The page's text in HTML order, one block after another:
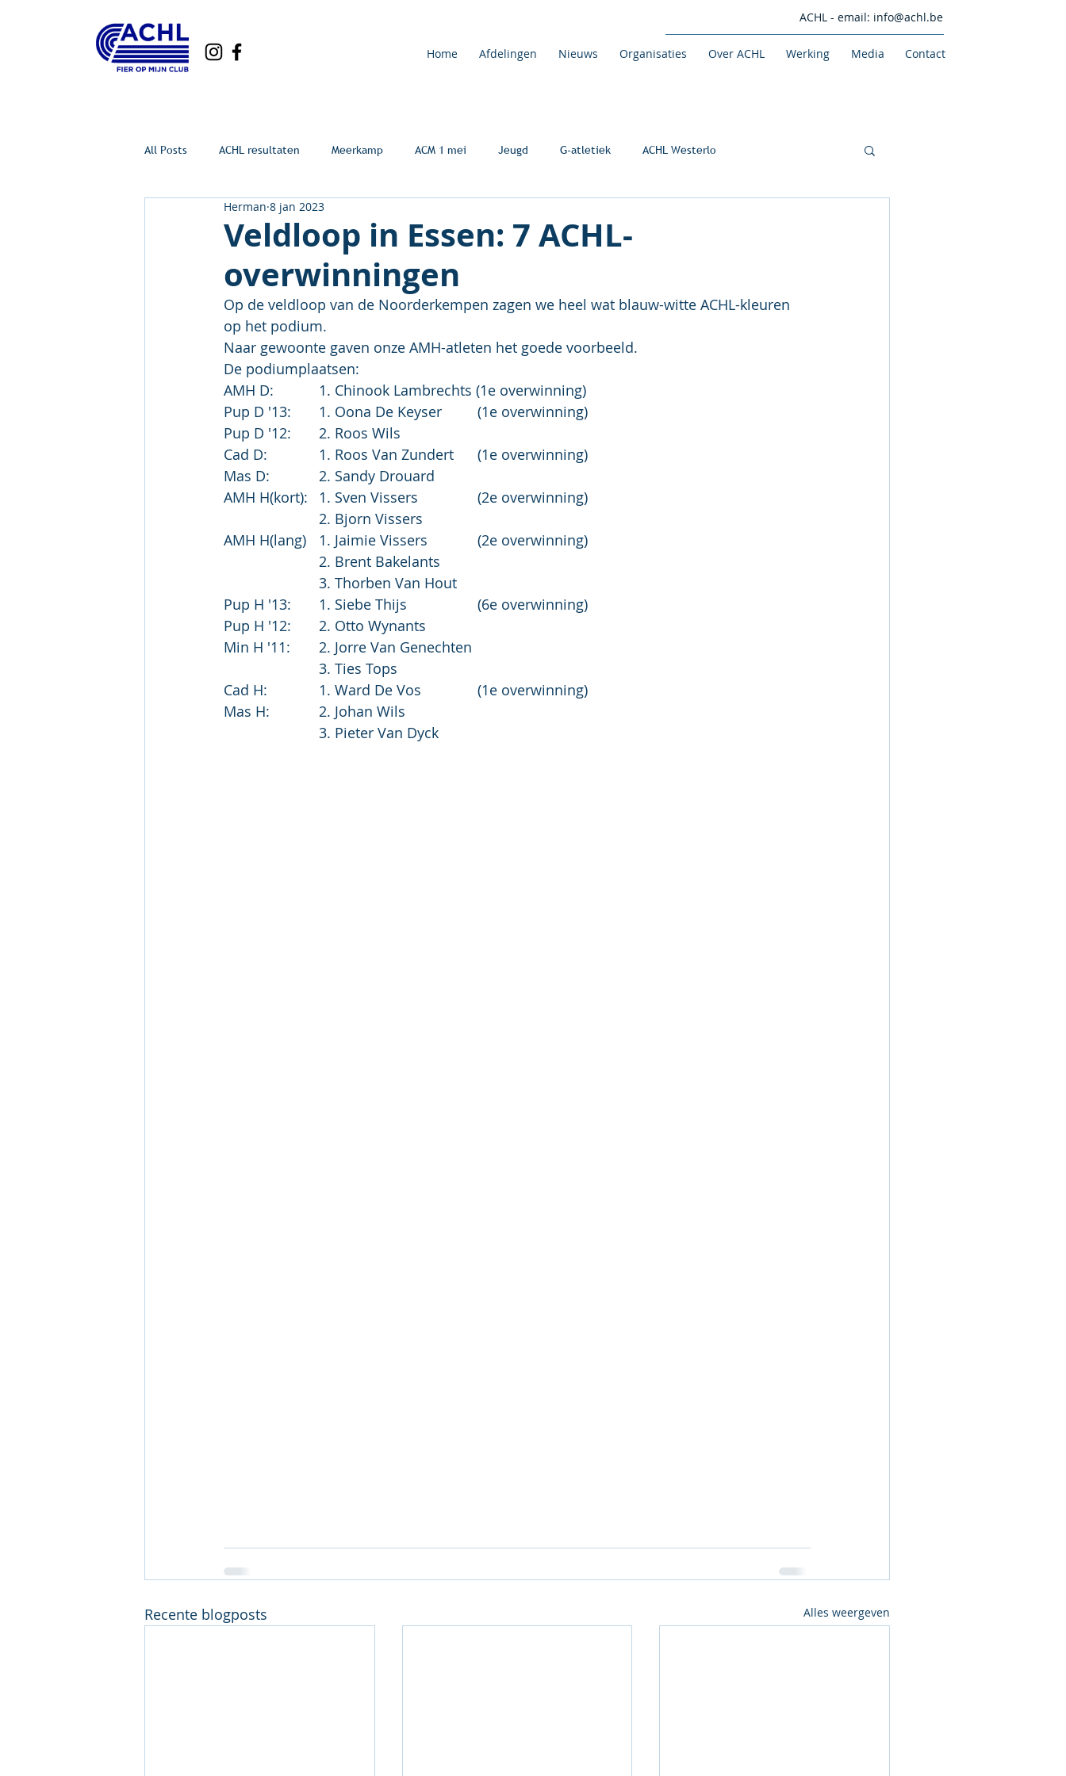
ACHL - email: info@achl.be
Home Afdelingen Nieuws Organisaties Over ACHL Werking Media Contact
All Posts ACHL resultaten Meerkamp ACM 1 mei Jeugd G-atletiek ACHL Westerlo
Veldloop in Essen: 7 ACHL-
overwinningen
Herman 8 jan 2023
Op de veldloop van de Noorderkempen zagen we heel wat blauw-witte ACHL-kleuren
op het podium.
Naar gewoonte gaven onze AMH-atleten het goede voorbeeld.
De podiumplaatsen:
AMH D:		1. Chinook Lambrechts (1e overwinning)
Pup D '13:	1. Oona De Keyser		(1e overwinning)
Pup D '12:	2. Roos Wils
Cad D:		1. Roos Van Zundert	(1e overwinning)
Mas D:		2. Sandy Drouard
AMH H(kort):	1. Sven Vissers		(2e overwinning)
			2. Bjorn Vissers
AMH H(lang)	1. Jaimie Vissers		(2e overwinning)
			2. Brent Bakelants
			3. Thorben Van Hout
Pup H '13:	1. Siebe Thijs			(6e overwinning)
Pup H '12:	2. Otto Wynants
Min H '11:	2. Jorre Van Genechten
			3. Ties Tops
Cad H:		1. Ward De Vos		(1e overwinning)
Mas H:		2. Johan Wils
			3. Pieter Van Dyck
Recente blogposts Alles weergeven